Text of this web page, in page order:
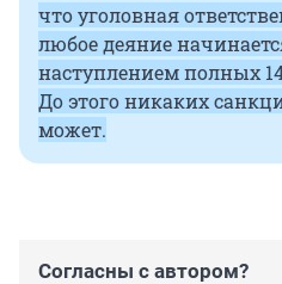
что уголовная
любое деяние
наступлением полных
До этого никаких
может.
Согласны с автором?